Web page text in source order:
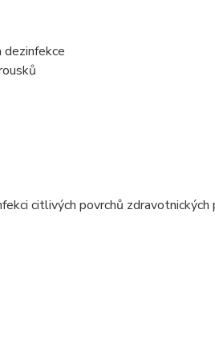
citlivých povrchů zdravotnických